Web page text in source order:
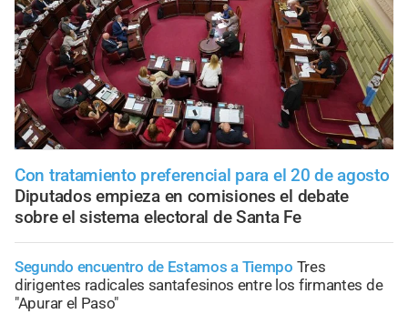
Con tratamiento preferencial para el 20 de agosto
Diputados empieza en comisiones el debate
sobre el sistema electoral de Santa Fe
Segundo encuentro de Estamos a Tiempo Tres
dirigentes radicales santafesinos entre los firmantes de
"Apurar el Paso"